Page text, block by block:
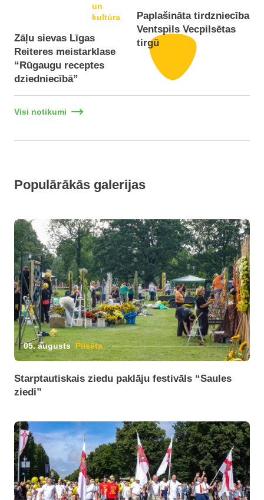
un
kultūra
Zāļu sievas Līgas
Reiteres meistarklase
“Rūgaugu receptes
dziedniecībā”
Paplašināta tirdzniecība
Ventspils Vecpilsētas
tirgū
Visi notikumi
Populārākās galerijas
05. augusts Pilsēta
Starptautiskais ziedu paklāju festivāls “Saules
ziedi”